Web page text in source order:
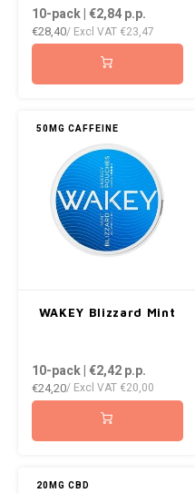
10-pack | €2,84p.p.
€28,40/ Excl VAT €23,47
50MG CAFFEINE
WAKEY Blizzard Mint
10-pack | €2,42p.p.
€24,20/ Excl VAT €20,00
20MG CBD